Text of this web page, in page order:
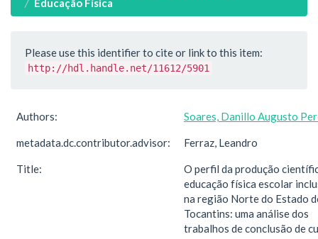
Educação Física
Please use this identifier to cite or link to this item:
http://hdl.handle.net/11612/5901
Authors: Soares, Danillo Augusto
metadata.dc.contributor.advisor: Ferraz, Leandro
Title:
O perfil da produção
educação física escolar
na região Norte do Estado
Tocantins: uma análise dos
trabalhos de conclusão de